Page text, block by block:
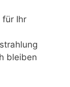
für Ihr
bleiben